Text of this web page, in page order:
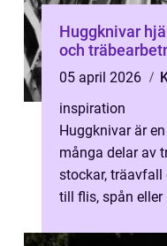
Huggknivar hjärtat i effektiv flisning
och
05 april 2026
inspiration
Huggknivar är
många delar av
stockar, träavfall
till flis, spån eller